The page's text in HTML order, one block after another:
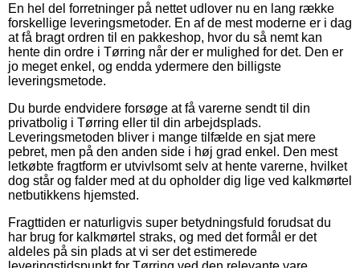
En hel del forretninger på nettet udlover nu en lang række
forskellige leveringsmetoder. En af de mest moderne er i dag
at få bragt ordren til en pakkeshop, hvor du så nemt kan
hente din ordre i Tørring når der er mulighed for det. Den er
jo meget enkel, og endda ydermere den billigste
leveringsmetode.
Du burde endvidere forsøge at få varerne sendt til din
privatbolig i Tørring eller til din arbejdsplads.
Leveringsmetoden bliver i mange tilfælde en sjat mere
pebret, men på den anden side i høj grad enkel. Den mest
letkøbte fragtform er utvivlsomt selv at hente varerne, hvilket
dog står og falder med at du opholder dig lige ved kalkmørtel
netbutikkens hjemsted.
Fragttiden er naturligvis super betydningsfuld forudsat du
har brug for kalkmørtel straks, og med det formål er det
aldeles på sin plads at vi ser det estimerede